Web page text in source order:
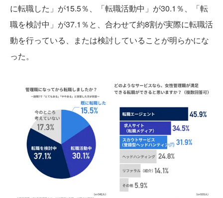
に転職した」が15.5％、「転職活動中」が30.1％、「転
職を検討中」が37.1％と、合わせて約8割が実際に転職活
動を行っている、または検討していることが明らかにな
った。